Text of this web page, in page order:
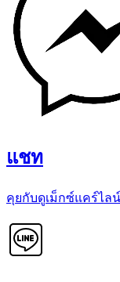
แชท
คุยกับดูเม็กซ์แคร์ไล